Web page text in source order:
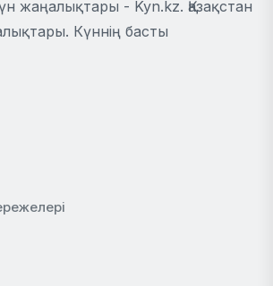
жаңалықтары - Kyn.kz. Қазақстан
Күннің басты